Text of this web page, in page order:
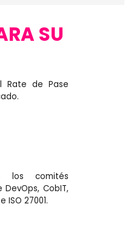
SU
Rate de Pase
los comités
CobIT,
ISO 27001.